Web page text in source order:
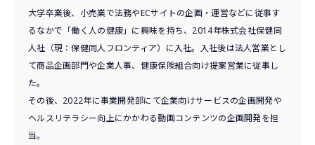
大学卒業後、小売業で法務やECサイトの企画・運営などに従事す
るなかで「働く人の健康」に興味を持ち、2014年株式会社保健同
人社（現：保健同人フロンティア）に入社。入社後は法人営業とし
て商品企画部門や企業人事、健康保険組合向け提案営業に従事し
た。
その後、2022年に事業開発部にて企業向けサービスの企画開発や
ヘルスリテラシー向上にかかわる動画コンテンツの企画開発を担
当。